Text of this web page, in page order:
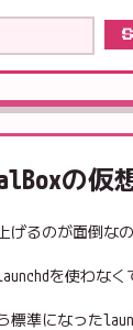
の仮
るのが面倒な
を使わなく
標準になった